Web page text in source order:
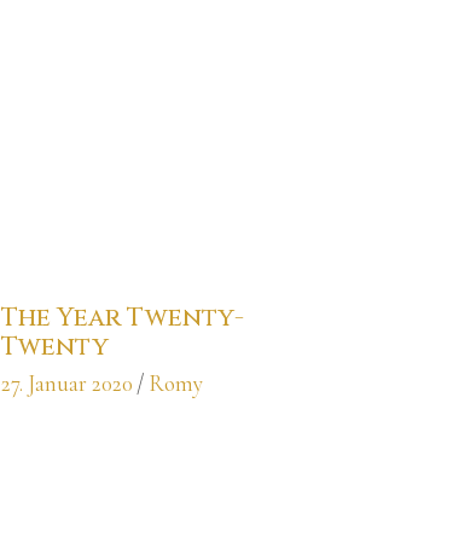
The Year Twenty-
Twenty
27. Januar 2020 Romy